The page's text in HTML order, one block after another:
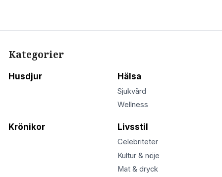
Kategorier
Husdjur Hälsa
Sjukvård
Wellness
Krönikor Livsstil
Celebriteter
Kultur & nöje
Mat & dryck